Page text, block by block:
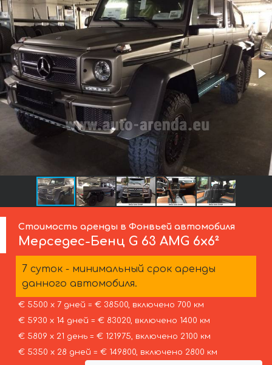
Стоимость аренды в Фонвьей автомобиля
Мерседес-Бенц G 63 AMG 6x6²
7 суток - минимальный срок аренды
данного автомобиля.
€ 5500 х 7 дней = € 38500, включено 700 км
€ 5930 х 14 дней = € 83020, включено 1400 км
€ 5809 х 21 день = € 121975, включено 2100 км
€ 5350 х 28 дней = € 149800, включено 2800 км